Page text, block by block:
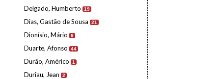
Delgado, Humberto 19
Dias, Gastão de Sousa 21
Dionísio, Mário 9
Duarte, Afonso 44
Durão, Américo 1
Duriau, Jean 2